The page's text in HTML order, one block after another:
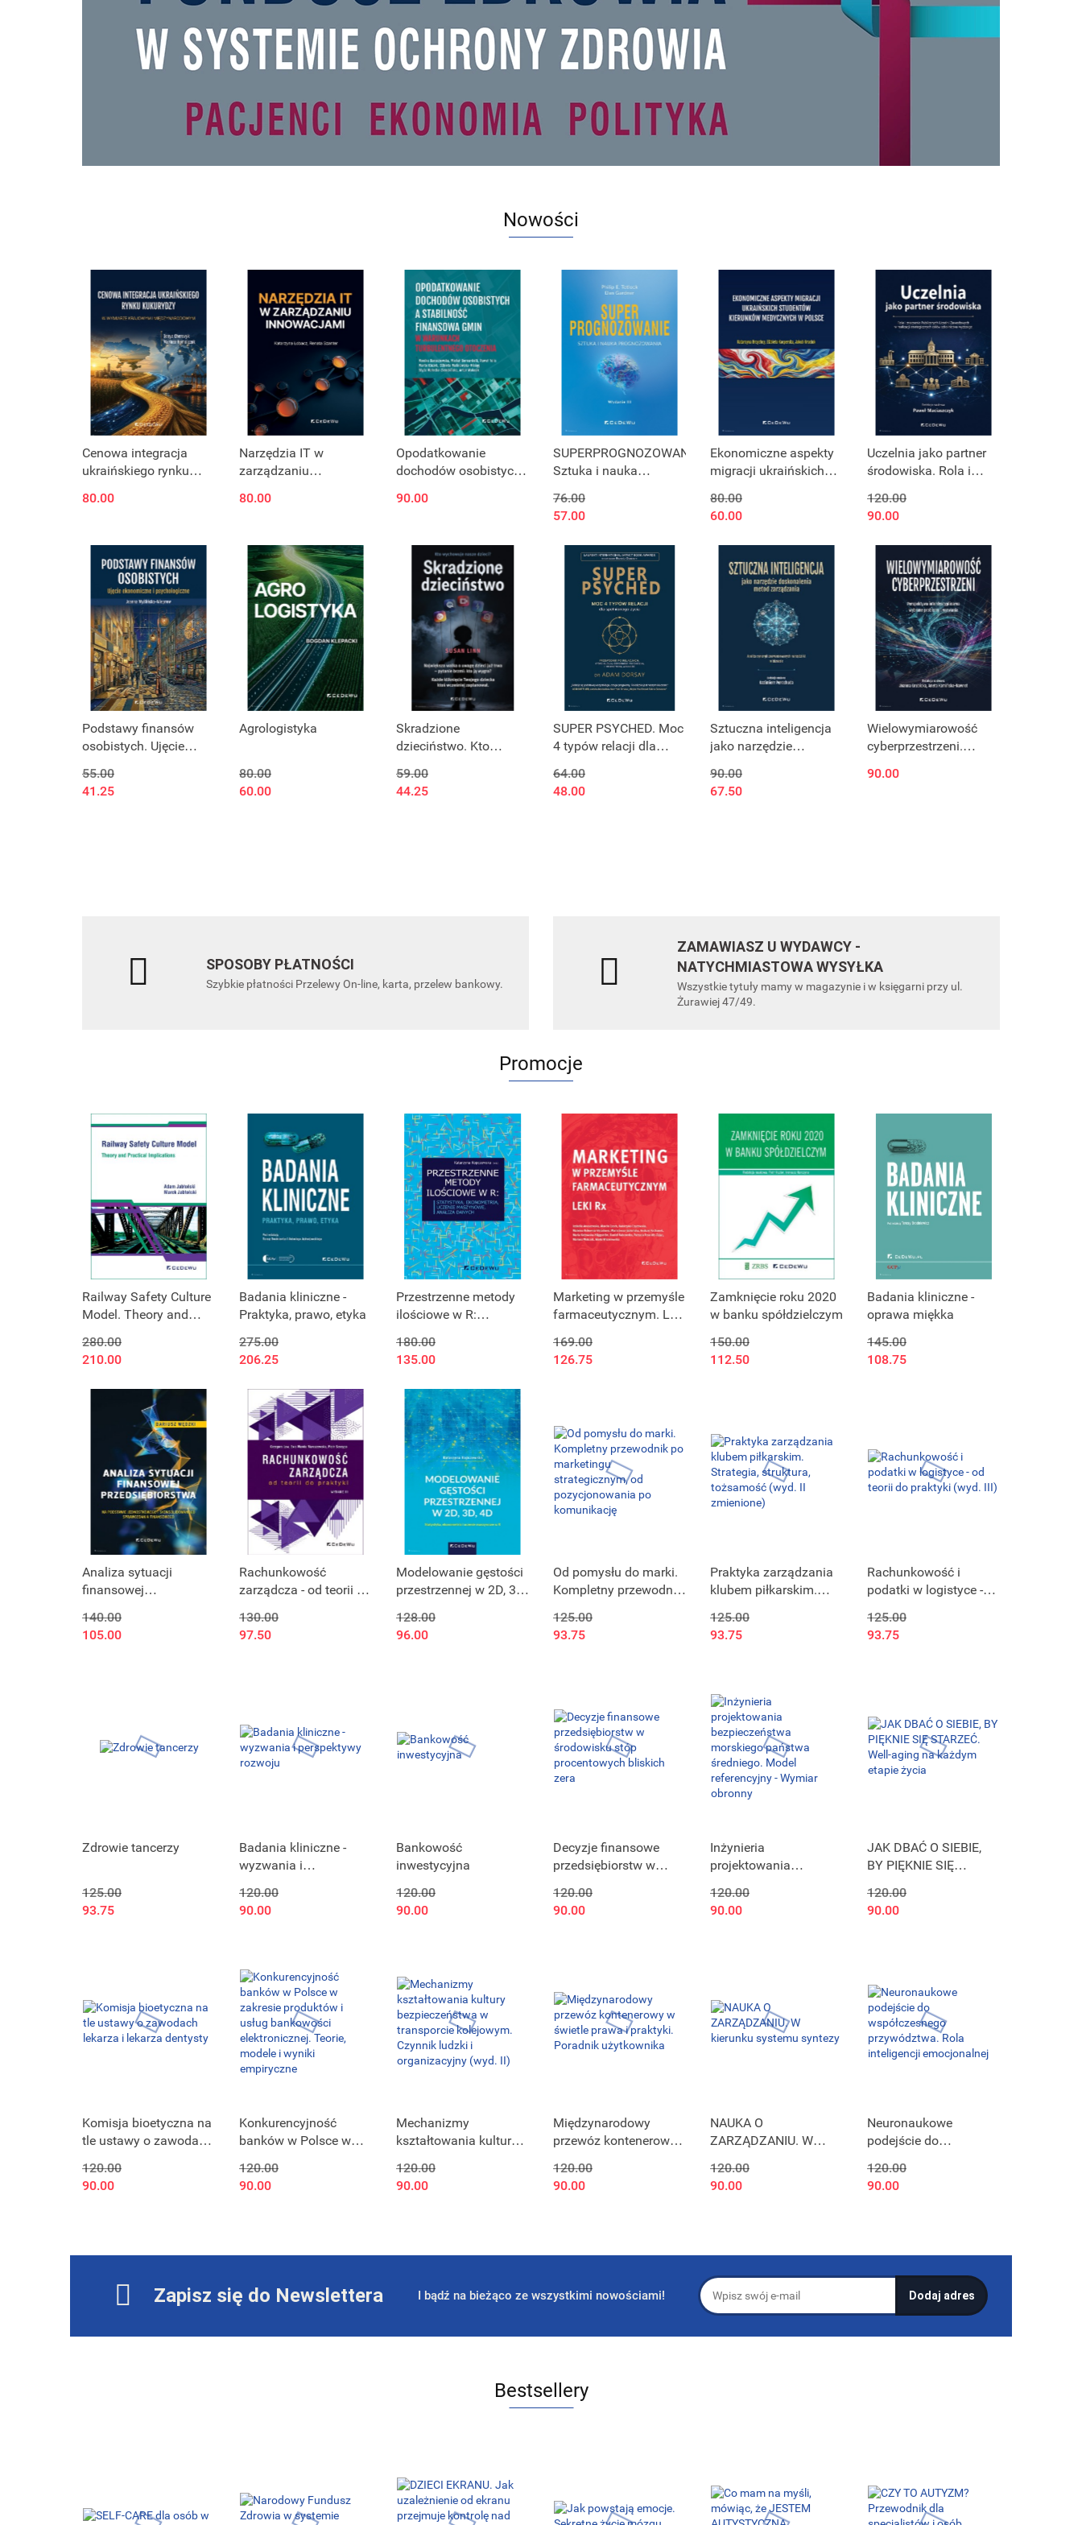
Nowości
Cenowa integracja
ukraińskiego rynku
krajowym i
80.00
Narzędzia IT w
zarządzaniu
80.00
Opodatkowanie
dochodów osobistych
gmin w warunkach
otoczenia
90.00
SUPERPROGNOZOWANIE.
Sztuka i nauka
III)
76.00
57.00
Ekonomiczne aspekty
migracji ukraińskich
medycznych w Polsce
80.00
60.00
Uczelnia jako partner
środowiska. Rola i
Uczelni Zawodowych
w realizacji
strategicznych celów
szkolnictwa
120.00
90.00
Podstawy finansów
osobistych. Ujęcie
psychologiczne
55.00
41.25
Agrologistyka
80.00
60.00
Skradzione
dzieciństwo. Kto
dzieci?
59.00
44.25
SUPER PSYCHED. Moc
4 typów relacji dla
64.00
48.00
Sztuczna inteligencja
jako narzędzie
zarządzania.
90.00
67.50
Wielowymiarowość
cyberprzestrzeni.
interdyscyplinarna -
90.00
SPOSOBY PŁATNOŚCI
Szybkie płatności Przelewy On-line, karta, przelew bankowy.
ZAMAWIASZ U WYDAWCY -
NATYCHMIASTOWA WYSYŁKA
Wszystkie tytuły mamy w magazynie i w księgarni przy ul.
Żurawiej 47/49.
Promocje
Railway Safety Culture
Model. Theory and
280.00
210.00
Badania kliniczne -
Praktyka, prawo, etyka
275.00
206.25
Przestrzenne metody
ilościowe w R:
ekonometria, uczenie
maszynowe, analiza
danych
180.00
135.00
Marketing w przemyśle
farmaceutycznym. Leki
169.00
126.75
Zamknięcie roku 2020
w banku spółdzielczym
150.00
112.50
Badania kliniczne -
oprawa miękka
145.00
108.75
Analiza sytuacji
finansowej
podstawie
jednostkowego i
140.00
105.00
Rachunkowość
zarządcza - od teorii do
130.00
97.50
Modelowanie gęstości
przestrzennej w 2D, 3D,
ekonometria i uczenie
maszynowe w R
128.00
96.00
Od pomysłu do marki.
Kompletny przewodnik
strategicznym, od
pozycjonowania po
125.00
93.75
Praktyka zarządzania
klubem piłkarskim.
tożsamość (wyd. II
zmienione)
125.00
93.75
Rachunkowość i
podatki w logistyce -
(wyd. III)
125.00
93.75
Zdrowie tancerzy
125.00
93.75
Badania kliniczne -
wyzwania i
120.00
90.00
Bankowość
inwestycyjna
120.00
90.00
Decyzje finansowe
przedsiębiorstw w
procentowych bliskich
zera
120.00
90.00
Inżynieria
projektowania
morskiego państwa
średniego. Model
120.00
90.00
JAK DBAĆ O SIEBIE,
BY PIĘKNIE SIĘ
na każdym etapie
życia
120.00
90.00
Komisja bioetyczna na
tle ustawy o zawodach
dentysty
120.00
90.00
Konkurencyjność
banków w Polsce w
usług bankowości
elektronicznej. Teorie,
120.00
90.00
Mechanizmy
kształtowania kultury
transporcie kolejowym.
Czynnik ludzki i
120.00
90.00
Międzynarodowy
przewóz kontenerowy
praktyki. Poradnik
użytkownika
120.00
90.00
NAUKA O
ZARZĄDZANIU. W
syntezy
120.00
90.00
Neuronaukowe
podejście do
przywództwa. Rola
inteligencji
120.00
90.00
Zapisz się do Newslettera I bądź na bieżąco ze wszystkimi nowościami!
Bestsellery